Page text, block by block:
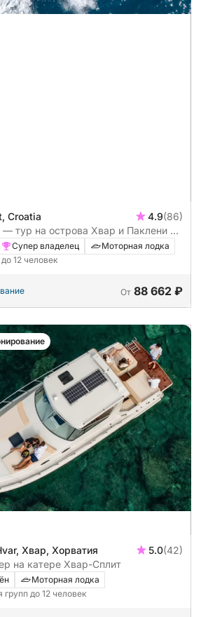
Croatia 4.9(86)
— тур на острова Хвар и Паклени с
лагунами (полный день)
Супер владелец
Моторная лодка
12 человек
От 88 662 ₽
Хвар, Хорватия 5.0(42)
на катере Хвар-Сплит
Моторная лодка
групп до 12 человек